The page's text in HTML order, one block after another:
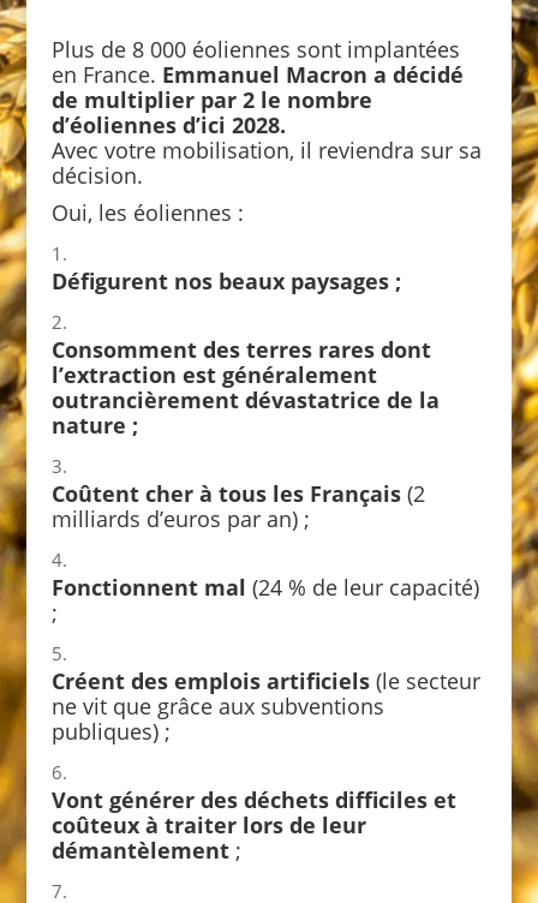
Plus de 8 000 éoliennes sont implantées
en France. Emmanuel Macron a décidé
de multiplier par 2 le nombre
d’éoliennes d’ici 2028.
Avec votre mobilisation, il reviendra sur sa
décision.
Oui, les éoliennes :
Défigurent nos beaux paysages ;
Consomment des terres rares dont
l’extraction est généralement
outrancièrement dévastatrice de la
nature ;
Coûtent cher à tous les Français(2
milliards d’euros par an) ;
Fonctionnent mal (24 % de leur capacité)
;
Créent des emplois artificiels(le secteur
ne vit que grâce aux subventions
publiques) ;
Vont générer des déchets difficiles et
coûteux à traiter lors de leur
démantèlement;